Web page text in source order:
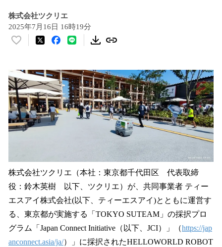
株式会社ツクリエ
2025年7月16日 16時19分
い
！
数
を
読
み
込
す
株式会社ツクリエ（本社：東京都千代田区 代表取締
役：鈴木英樹 以下、ツクリエ）が、共同事業者 ティー
エスアイ株式会社(以下、ティーエスアイ)とともに運営す
る、東京都が実施する「TOKYO SUTEAM」の採択プロ
グラム「Japan Connect Initiative（以下、JCI）」（https://jap
anconnect.asia/ja/）」に採択されたHELLOWORLD ROBOT